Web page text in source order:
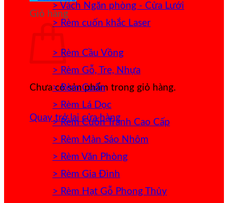
Giỏ hàng
Chưa có sản phẩm trong giỏ hàng.
Quay trở lại cửa hàng
> Vách Ngăn phòng - Cửa Lưới
> Rèm cuốn khắc Laser
> Rèm Cầu Vồng
> Rèm Gỗ, Tre, Nhựa
> Rèm Cuốn
> Rèm Lá Dọc
> Rèm Cuốn Tranh Cao Cấp
> Rèm Màn Sáo Nhôm
> Rèm Văn Phòng
> Rèm Gia Đình
> Rèm Hạt Gỗ Phong Thủy